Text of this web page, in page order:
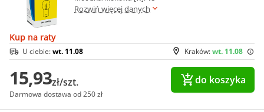
Rozwiń więcej danych
Kup na raty
Kraków:wt. 11.08
U ciebie:wt. 11.08
15,93zł/szt.
Darmowa dostawa od 250 zł
do koszyka